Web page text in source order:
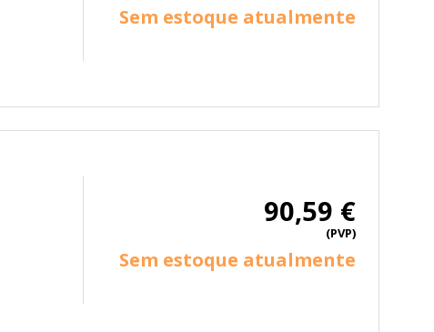
Sem estoque atualmente
90,59 €
(PVP)
Sem estoque atualmente